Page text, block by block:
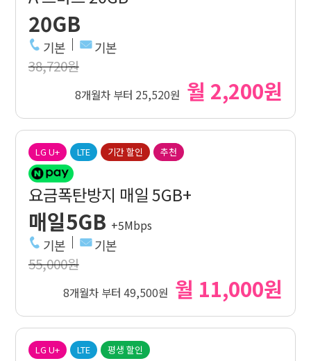
20GB
기본 기본
38,720원
8개월차 부터 25,520원 월 2,200원
LG U+ LTE 기간 할인 추천
요금폭탄방지 매일 5GB+
매일5GB +5Mbps
기본 기본
55,000원
8개월차 부터 49,500원 월 11,000원
LG U+ LTE 평생 할인